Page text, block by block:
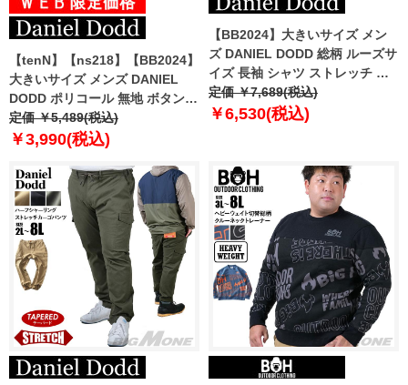
【tenN】【ns218】【BB2024】
大きいサイズ メンズ DANIEL
DODD ポリコール 無地 ボタンダ
ウン シャツ 715-sh240405
定価 ￥5,489(税込)
￥3,990(税込)
【BB2024】大きいサイズ メン
ズ DANIEL DODD 総柄 ルーズサ
イズ 長袖 シャツ ストレッチ イ
ージーケア 916-sh240414
定価 ￥7,689(税込)
￥6,530(税込)